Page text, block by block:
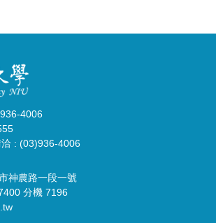
4006
: (03)936-4006
神農路一段一號
分機 7196